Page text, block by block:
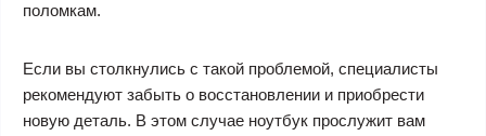
поломкам.
Если вы столкнулись с такой проблемой, специалисты
рекомендуют забыть о восстановлении и приобрести
новую деталь. В этом случае ноутбук прослужит вам